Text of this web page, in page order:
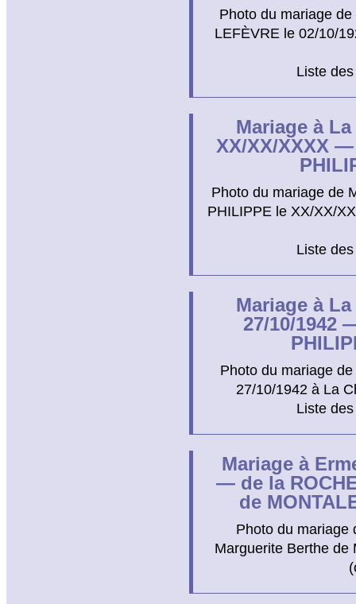
Photo du mariage
LEFÈVRE le 02/10/
Liste
Mariage à
XX/XX/XXXX
Photo du mariage de
PHILIPPE le XX/XX/
Liste
Mariage à
27/10/1942
Photo du mariage
27/10/1942 à La
Liste
Mariage à
— de la
de
Photo du mariage
Marguerite Berthe de